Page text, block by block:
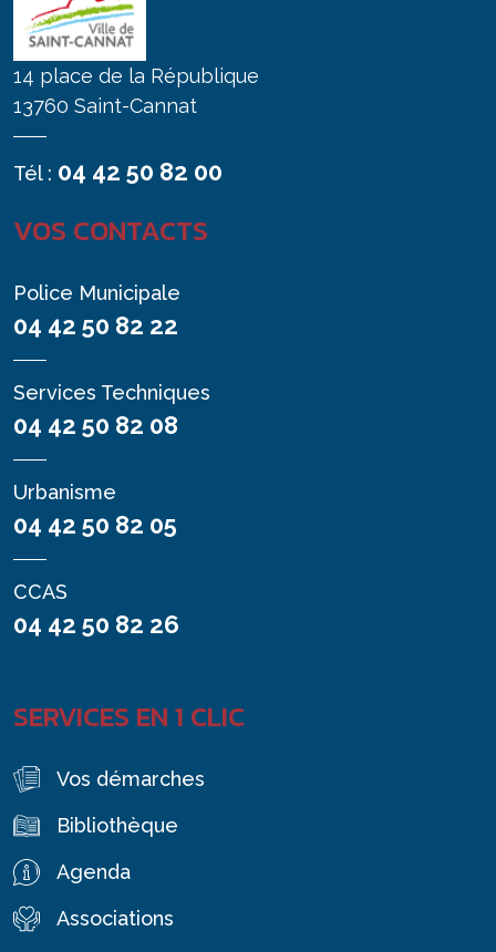
14 place de la République
13760 Saint-Cannat
Tél : 04 42 50 82 00
VOS CONTACTS
Police Municipale
04 42 50 82 22
Services Techniques
04 42 50 82 08
Urbanisme
04 42 50 82 05
CCAS
04 42 50 82 26
SERVICES EN 1 CLIC
Vos démarches
Bibliothèque
Agenda
Associations